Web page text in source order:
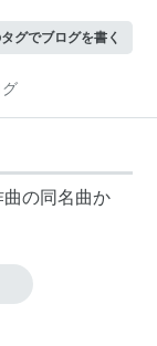
グでブログを書く
の同名曲か